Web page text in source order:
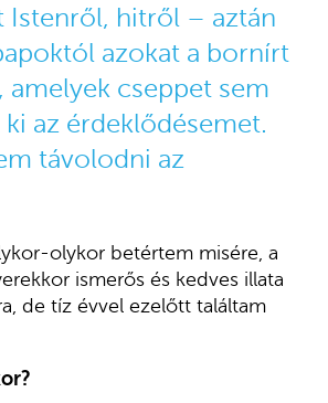
Istenről, hitről – aztán
azokat a bornírt
amelyek cseppet sem
az érdeklődésemet.
távolodni az
olykor betértem misére, a
ismerős és kedves illata
de tíz évvel ezelőtt találtam